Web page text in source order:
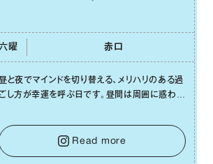
曜 ⾚⼝
と夜でマインドを切り替える、メリハリのある過
し⽅が幸運を呼ぶ⽇です。昼間は周囲に惑わさ
をキープして。そして夜は、疲れや寂しさから⽢
⾔葉に流されないよう、⼼にしっかりブレーキ
をかけること。この意識の切り替えが、あなたに
Read more